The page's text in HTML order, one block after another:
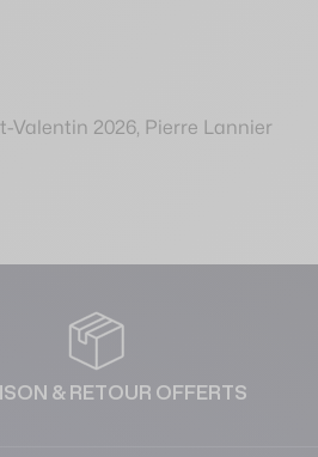
Valentin 2026, Pierre Lannier
& RETOUR OFFERTS